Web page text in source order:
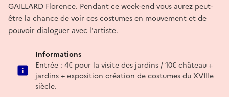
GAILLARD Florence. Pendant ce week-end vous aurez peut-
être la chance de voir ces costumes en mouvement et de
pouvoir dialoguer avec l'artiste.
Informations
Entrée : 4€ pour la visite des jardins / 10€ château +
jardins + exposition création de costumes du XVIIIe
siècle.